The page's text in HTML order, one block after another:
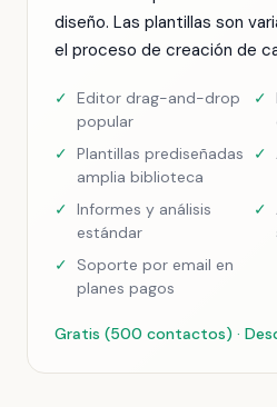
diseño. Las plantillas son
el proceso de creación de
✓ Editor drag-and-drop
popular
✓
✓ Plantillas prediseñadas
amplia biblioteca
✓
✓ Informes y análisis
estándar
✓
✓
Soporte por email en
planes pagos
Gratis (500 contactos) ·